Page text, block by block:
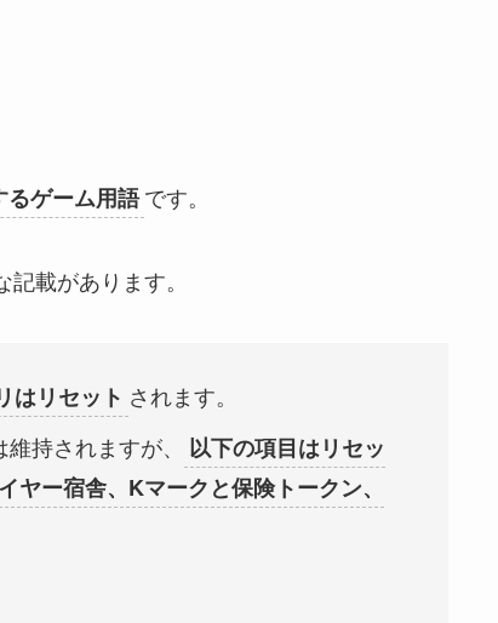
るゲーム用語です。
記載があります。
はリセット されます。
維持されますが、
以下の項目はリセッ
ヤー宿舎、Kマークと保険トークン、